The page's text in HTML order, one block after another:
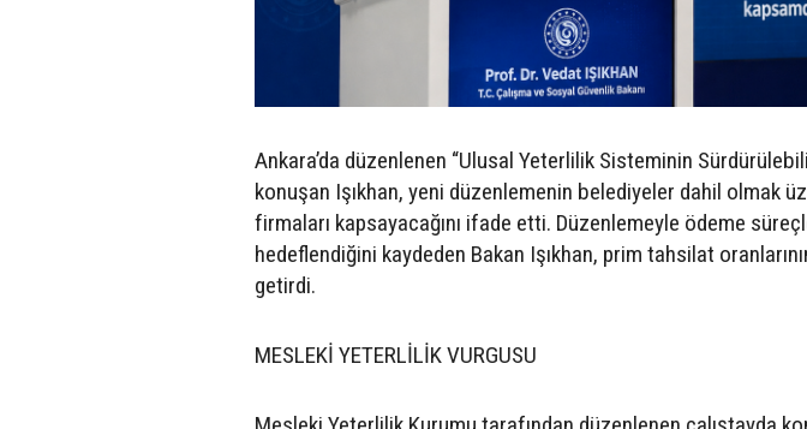
Ankara’da düzenlenen “Ulusal Yeterlilik Sisteminin
konuşan Işıkhan, yeni düzenlemenin belediyeler dahil olmak
firmaları kapsayacağını ifade etti. Düzenlemeyle ödeme
hedeflendiğini kaydeden Bakan Işıkhan, prim tahsilat
getirdi.
MESLEKİ YETERLİLİK VURGUSU